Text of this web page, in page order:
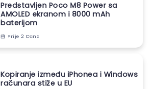
Predstavljen Poco M8 Power sa
AMOLED ekranom i 8000 mAh
baterijom
Prije 2 Dana
Kopiranje između iPhonea i Windows
računara stiže u EU